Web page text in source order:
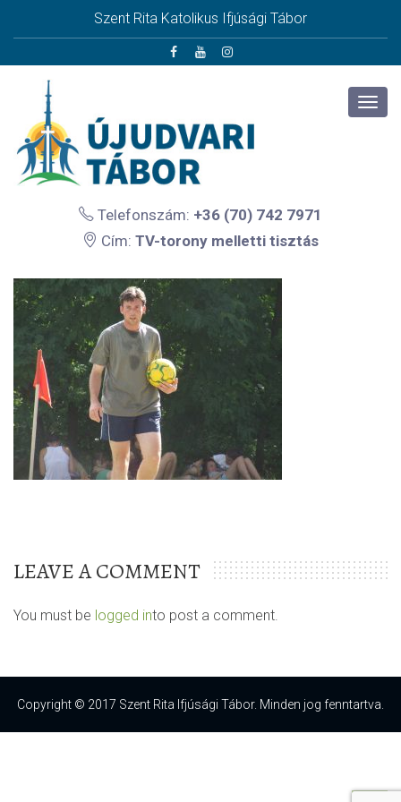
Szent Rita Katolikus Ifjúsági Tábor
Telefonszám: +36 (70) 742 7971
Cím: TV-torony melletti tisztás
LEAVE A COMMENT
You must be logged into post a comment.
Copyright © 2017 Szent Rita Ifjúsági Tábor. Minden jog fenntartva.